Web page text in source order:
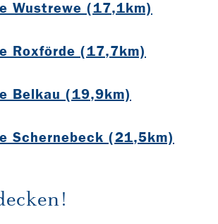
Wustrewe (17,1km)
Roxförde (17,7km)
Belkau (19,9km)
Schernebeck (21,5km)